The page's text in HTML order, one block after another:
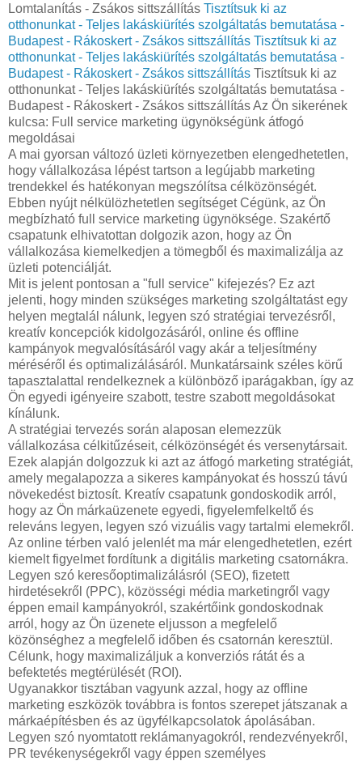
Lomtalanítás - Zsákos sittszállítás Tisztítsuk ki az
otthonunkat - Teljes lakáskiürítés szolgáltatás bemutatása -
Budapest - Rákoskert - Zsákos sittszállítás Tisztítsuk ki az
otthonunkat - Teljes lakáskiürítés szolgáltatás bemutatása -
Budapest - Rákoskert - Zsákos sittszállítás Tisztítsuk ki az
otthonunkat - Teljes lakáskiürítés szolgáltatás bemutatása -
Budapest - Rákoskert - Zsákos sittszállítás Az Ön sikerének
kulcsa: Full service marketing ügynökségünk átfogó
megoldásai
A mai gyorsan változó üzleti környezetben elengedhetetlen,
hogy vállalkozása lépést tartson a legújabb marketing
trendekkel és hatékonyan megszólítsa célközönségét.
Ebben nyújt nélkülözhetetlen segítséget Cégünk, az Ön
megbízható full service marketing ügynöksége. Szakértő
csapatunk elhivatottan dolgozik azon, hogy az Ön
vállalkozása kiemelkedjen a tömegből és maximalizálja az
üzleti potenciálját.
Mit is jelent pontosan a "full service" kifejezés? Ez azt
jelenti, hogy minden szükséges marketing szolgáltatást egy
helyen megtalál nálunk, legyen szó stratégiai tervezésről,
kreatív koncepciók kidolgozásáról, online és offline
kampányok megvalósításáról vagy akár a teljesítmény
méréséről és optimalizálásáról. Munkatársaink széles körű
tapasztalattal rendelkeznek a különböző iparágakban, így az
Ön egyedi igényeire szabott, testre szabott megoldásokat
kínálunk.
A stratégiai tervezés során alaposan elemezzük
vállalkozása célkitűzéseit, célközönségét és versenytársait.
Ezek alapján dolgozzuk ki azt az átfogó marketing stratégiát,
amely megalapozza a sikeres kampányokat és hosszú távú
növekedést biztosít. Kreatív csapatunk gondoskodik arról,
hogy az Ön márkaüzenete egyedi, figyelemfelkeltő és
releváns legyen, legyen szó vizuális vagy tartalmi elemekről.
Az online térben való jelenlét ma már elengedhetetlen, ezért
kiemelt figyelmet fordítunk a digitális marketing csatornákra.
Legyen szó keresőoptimalizálásról (SEO), fizetett
hirdetésekről (PPC), közösségi média marketingről vagy
éppen email kampányokról, szakértőink gondoskodnak
arról, hogy az Ön üzenete eljusson a megfelelő
közönséghez a megfelelő időben és csatornán keresztül.
Célunk, hogy maximalizáljuk a konverziós rátát és a
befektetés megtérülését (ROI).
Ugyanakkor tisztában vagyunk azzal, hogy az offline
marketing eszközök továbbra is fontos szerepet játszanak a
márkaépítésben és az ügyfélkapcsolatok ápolásában.
Legyen szó nyomtatott reklámanyagokról, rendezvényekről,
PR tevékenységekről vagy éppen személyes